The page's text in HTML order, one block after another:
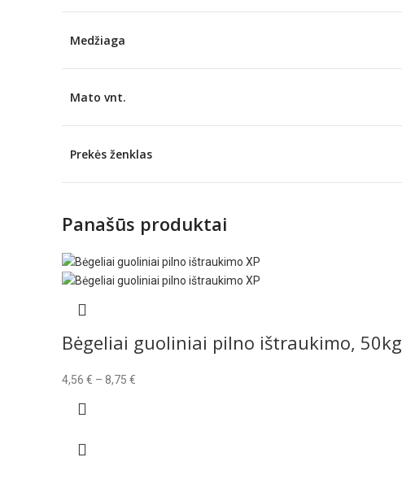
Medžiaga
Mato vnt.
Prekės ženklas
Panašūs produktai
Bėgeliai guoliniai pilno ištraukimo, 50kg
4,56 € – 8,75 €